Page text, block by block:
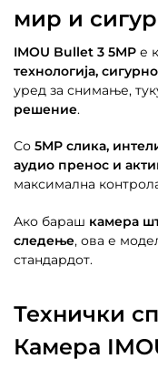
мир и
IMOU Bullet 3 5MP е
технологија,
уред за снимање,
решение.
Со 5MP слика,
аудио пренос и
максимална
Ако бараш камера
следење, ова е
стандардот.
Технички
Камера